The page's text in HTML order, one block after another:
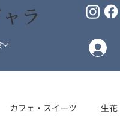
ラ
カフェ・スイーツ 生花